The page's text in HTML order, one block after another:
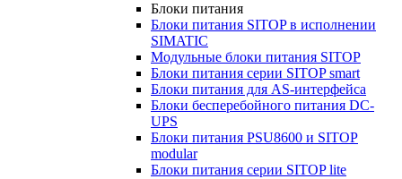
Блоки питания
Блоки питания SITOP в исполнении
SIMATIC
Модульные блоки питания SITOP
Блоки питания серии SITOP smart
Блоки питания для AS-интерфейса
Блоки бесперебойного питания DC-
UPS
Блоки питания PSU8600 и SITOP
modular
Блоки питания серии SITOP lite